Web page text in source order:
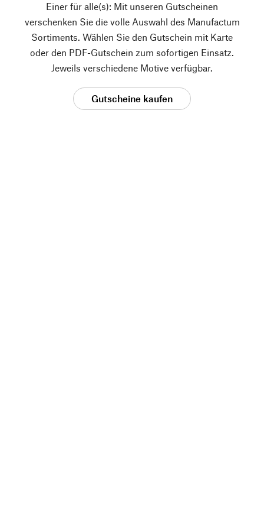
Einer für alle(s): Mit unseren Gutscheinen
verschenken Sie die volle Auswahl des Manufactum
Sortiments. Wählen Sie den Gutschein mit Karte
oder den PDF-Gutschein zum sofortigen Einsatz.
Jeweils verschiedene Motive verfügbar.
Gutscheine kaufen